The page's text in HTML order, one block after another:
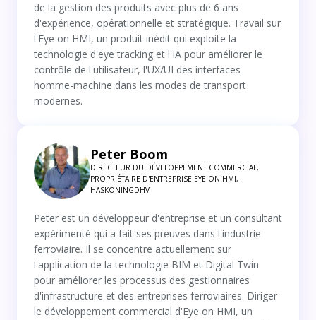
de la gestion des produits avec plus de 6 ans
d'expérience, opérationnelle et stratégique. Travail sur
l'Eye on HMI, un produit inédit qui exploite la
technologie d'eye tracking et l'IA pour améliorer le
contrôle de l'utilisateur, l'UX/UI des interfaces
homme-machine dans les modes de transport
modernes.
Peter Boom
DIRECTEUR DU DÉVELOPPEMENT COMMERCIAL,
PROPRIÉTAIRE D'ENTREPRISE EYE ON HMI,
HASKONINGDHV
Peter est un développeur d'entreprise et un consultant
expérimenté qui a fait ses preuves dans l'industrie
ferroviaire. Il se concentre actuellement sur
l'application de la technologie BIM et Digital Twin
pour améliorer les processus des gestionnaires
d'infrastructure et des entreprises ferroviaires. Diriger
le développement commercial d'Eye on HMI, un